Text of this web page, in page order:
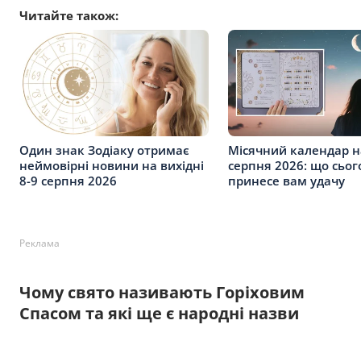
Читайте також:
Один знак Зодіаку отримає
неймовірні новини на вихідні
8-9 серпня 2026
Місячний календар
серпня 2026: що
принесе вам удачу
Реклама
Чому свято називають Горіховим
Спасом та які ще є народні назви